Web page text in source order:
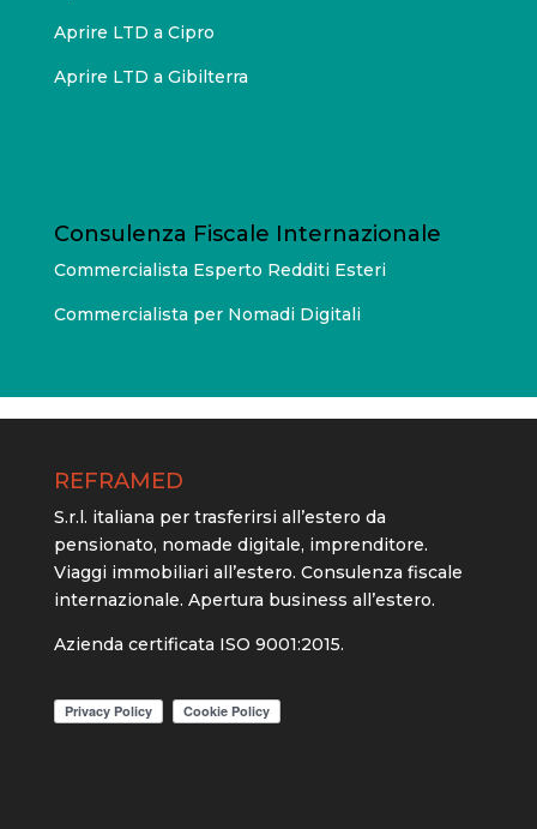
Aprire LTD a Cipro
Aprire LTD a Gibilterra
Consulenza Fiscale Internazionale
Commercialista Esperto Redditi Esteri
Commercialista per Nomadi Digitali
REFRAMED
S.r.l. italiana per trasferirsi all’estero da
pensionato, nomade digitale, imprenditore.
Viaggi immobiliari all’estero. Consulenza fiscale
internazionale. Apertura business all’estero.
Azienda certificata ISO 9001:2015.